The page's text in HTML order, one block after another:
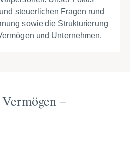
steuerlichen Fragen rund
sowie die Strukturierung
und Unternehmen.
–